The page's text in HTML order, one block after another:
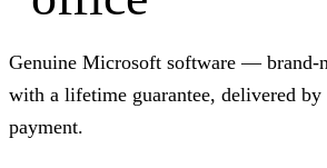
Genuine Microsoft software — brand-
with a lifetime guarantee, delivered
payment.